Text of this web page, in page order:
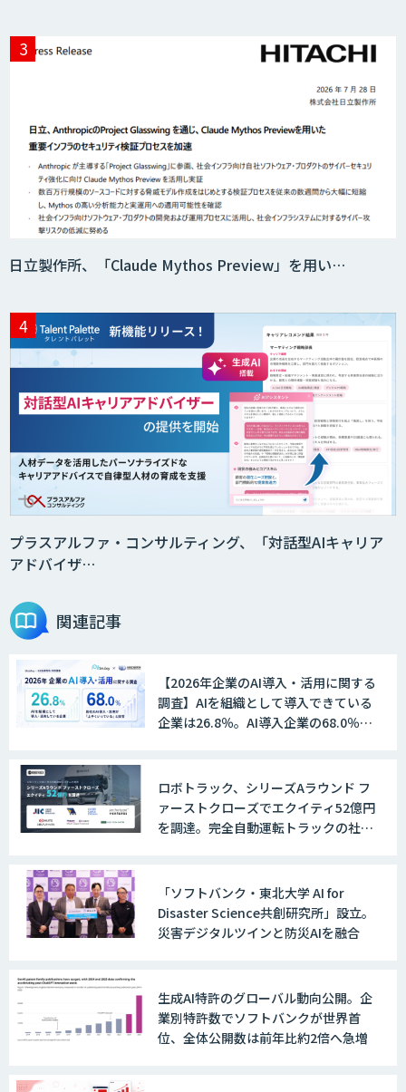
Acompany セキュアチャット
AI価格調査ツールSmapra
secondz Agentsense
Smart Search
法人向けAIエージェント「OfficeAI社
＜Dify活用＞AIエージェントDRIVE
ジェント開発
Explaza 生成AI Partner｜AIエージェン
日立製作所、「Claude Mythos Preview」を用い…
プラスアルファ・コンサルティング、「対話型AIキャリア
アドバイザ…
関連記事
【2026年企業のAI導入・活用に関する
調査】AIを組織として導入できている
企業は26.8％。AI導入企業の68.0％
ロボトラック、シリーズAラウンド フ
ァーストクローズでエクイティ52億円
を調達。完全自動運転トラックの社会
「ソフトバンク・東北大学 AI for
Disaster Science共創研究所」設立。
災害デジタルツインと防災AIを融合
生成AI特許のグローバル動向公開。企
業別特許数でソフトバンクが世界首
位、全体公開数は前年比約2倍へ急増